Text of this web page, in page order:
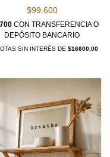
$99.600
CON TRANSFERENCIA O
DEPÓSITO BANCARIO
SIN INTERÉS DE $16600,00